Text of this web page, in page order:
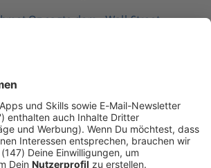
Oz sagte dem «Wall Street
geistig präsent und in komplexen
Entscheidungen könne man
geistiger Einschränkungen sehe